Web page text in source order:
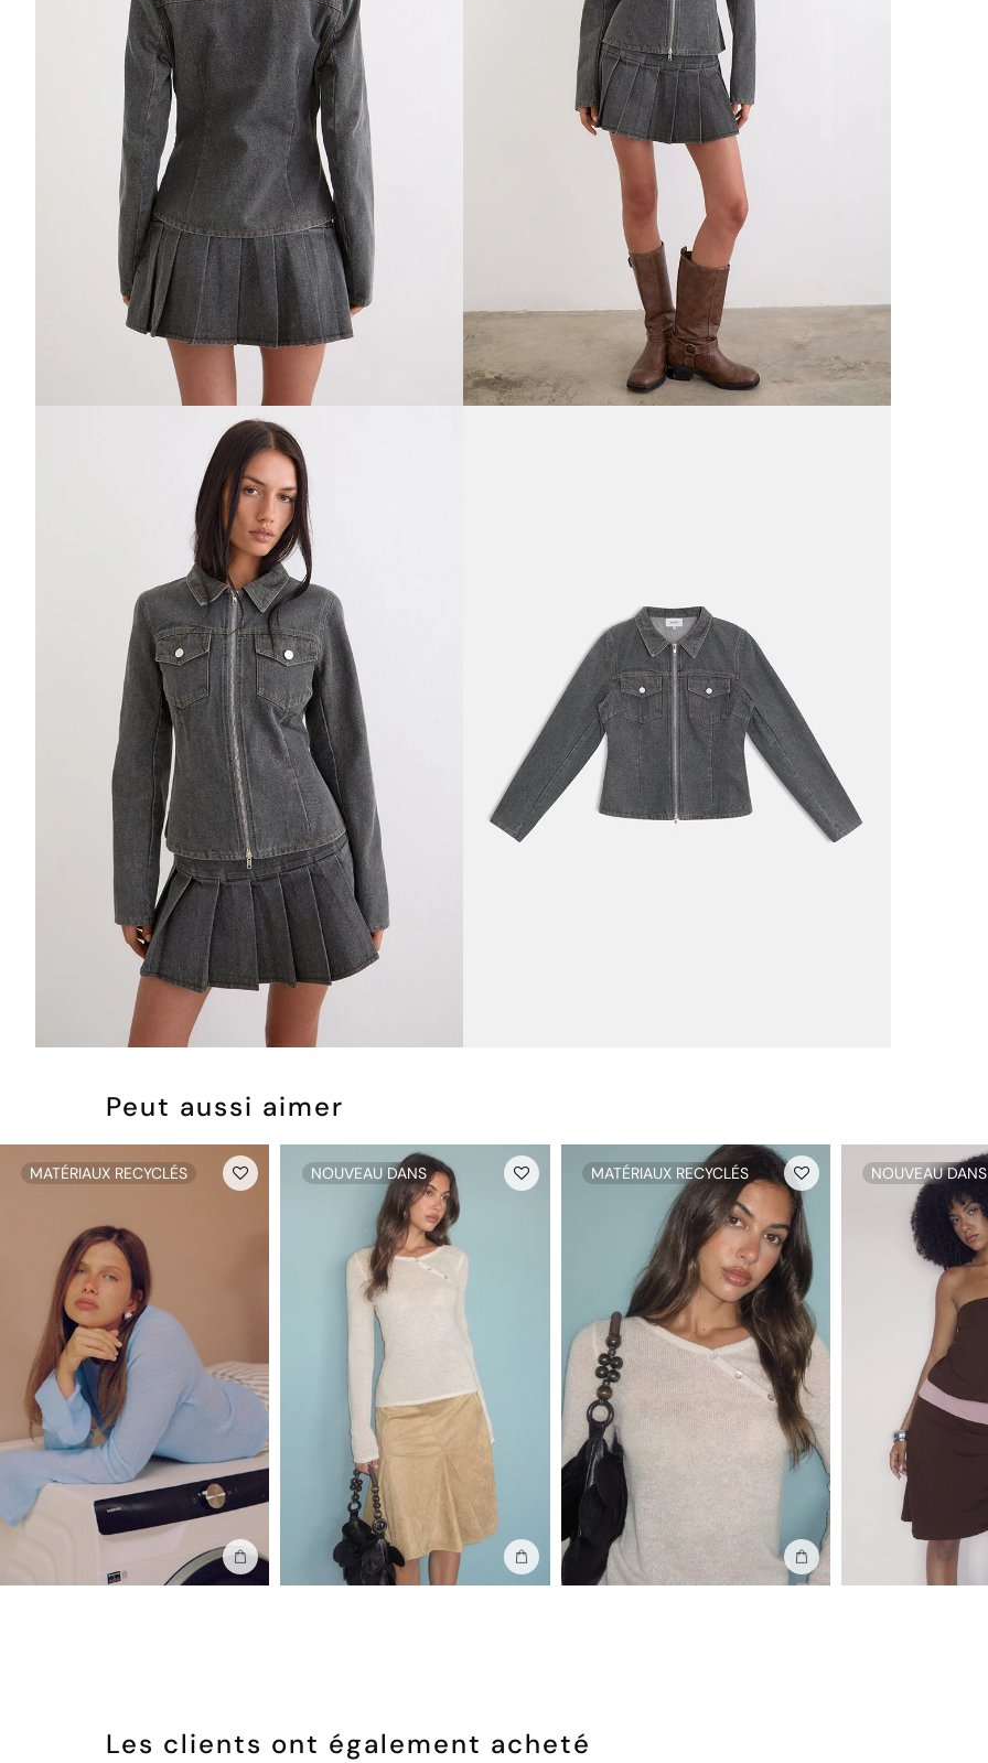
Peut aussi aimer
MATÉRIAUX RECYCLÉS
Ajouter au sac
NOUVEAU DANS
Ajouter au sac
MATÉRIAUX RECYCLÉS
Ajouter au sac
NOUVEAU DANS
Les clients ont également acheté